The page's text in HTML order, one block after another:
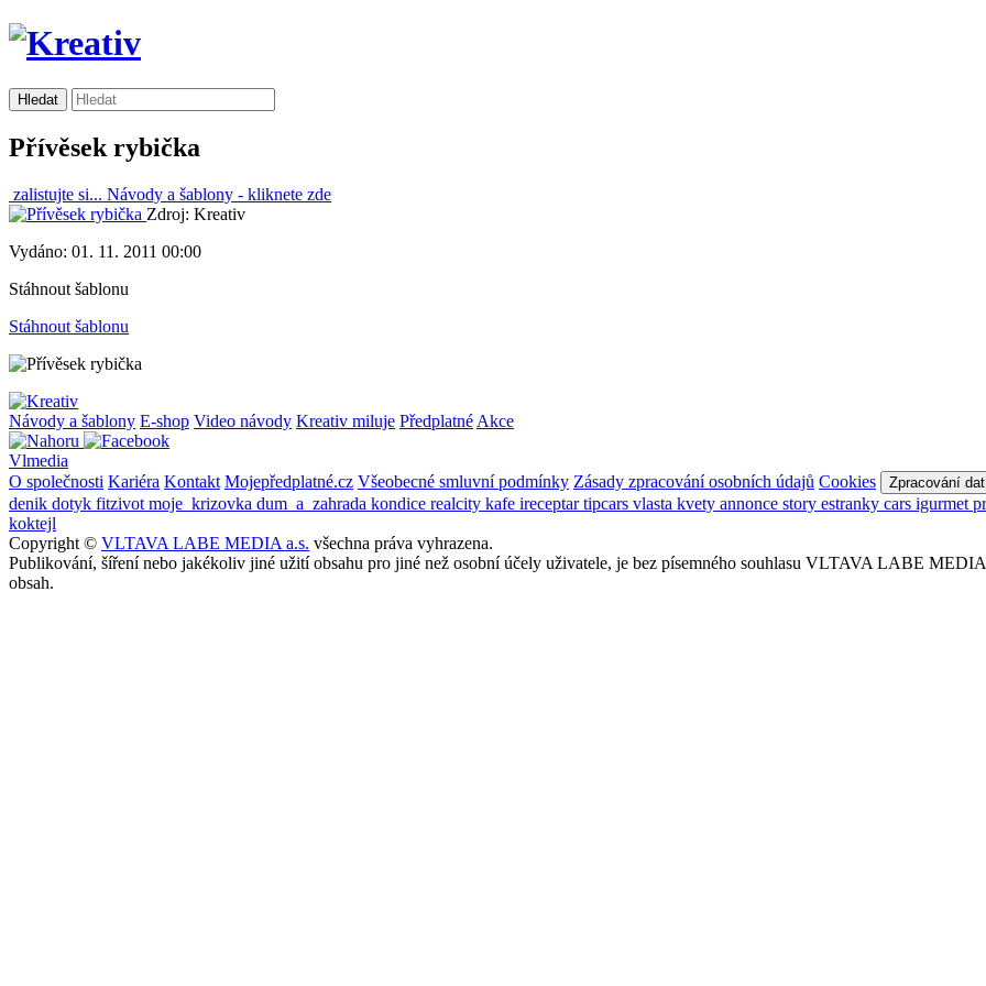
Přívěsek rybička
zalistujte si... Návody a šablony - kliknete zde
Zdroj: Kreativ
Vydáno: 01. 11. 2011 00:00
Stáhnout šablonu
Stáhnout šablonu
Návody a šablony E-shop Video návody Kreativ miluje Předplatné Akce
Vlmedia
O společnosti Kariéra Kontakt Mojepředplatné.cz Všeobecné smluvní podmínky Zásady zpracování osobních údajů Cookies Zpracování dat
denik dotyk fitzivot moje_krizovka dum_a_zahrada kondice realcity kafe ireceptartipcars vlasta kvety annonce story estranky cars igurmet
koktejl
Copyright © VLTAVA LABE MEDIA a.s. všechna práva vyhrazena.
Publikování, šíření nebo jakékoliv jiné užití obsahu pro jiné než osobní účely uživatele, je bez písemného souhlasu VLTAVA LABE
obsah.